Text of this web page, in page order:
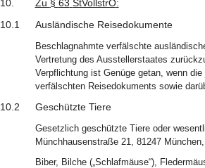
10. Zu § 63 StVollstrO:
10.1
Ausländische Reisedokumente
Beschlagnahmte verfälschte
Vertretung des Ausstellerstaates
Verpflichtung ist Genüge getan, wenn
verfälschten Reisedokuments sowie
10.2 Geschützte Tiere
Gesetzlich geschützte Tiere oder
Münchhausenstraße 21, 81247
Biber, Bilche („Schlafmäuse“),